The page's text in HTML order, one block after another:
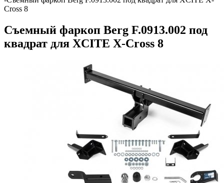
Cross 8
Съемный фаркоп Berg F.0913.002 под
квадрат для XCITE X-Cross 8